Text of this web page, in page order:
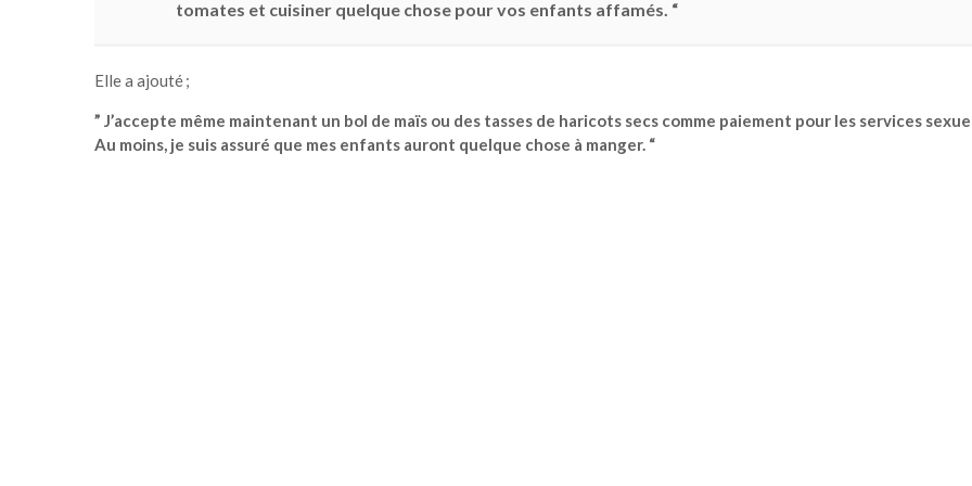
tomates et cuisiner quelque chose pour vos enfants affamés. “
Elle a ajouté ;
” J’accepte même maintenant un bol de maïs ou des tasses de haricots secs comme paiement pour les services
Au moins, je suis assuré que mes enfants auront quelque chose à manger. “